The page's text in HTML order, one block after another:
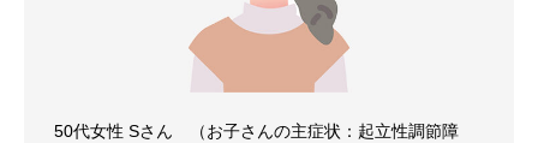
50代女性 Sさん （お子さんの主症状：起立性調節障